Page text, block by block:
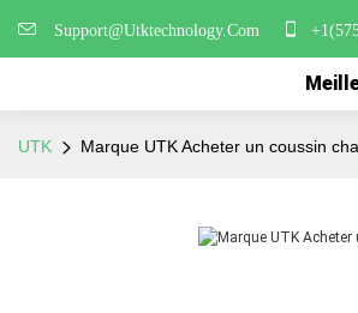
Support@Utktechnology.Com
UTK Marque UTK Acheter un coussin